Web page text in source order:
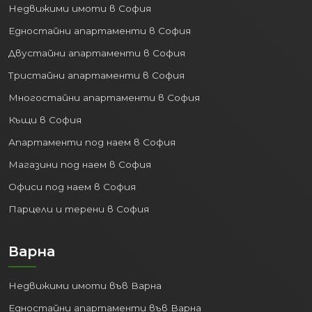
Недвижими имоти в София
Едностайни апартаменти в София
Двустайни апартаменти в София
Тристайни апартаменти в София
Многостайни апартаменти в София
Къщи в София
Апартаменти под наем в София
Магазини под наем в София
Офиси под наем в София
Парцели и терени в София
Варна
Недвижими имоти във Варна
Едностайни апартаменти във Варна